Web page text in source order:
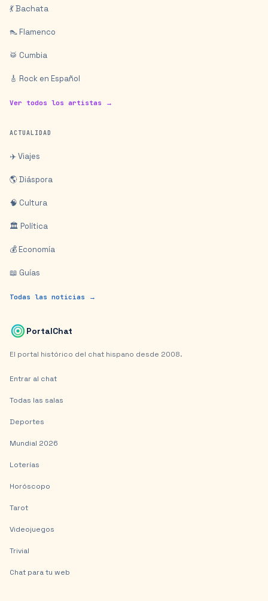
💃 Bachata
👠 Flamenco
🥁 Cumbia
🎸 Rock en Español
Ver todos los artistas →
ACTUALIDAD
✈️ Viajes
🌎 Diáspora
🧠 Cultura
🏛️ Política
💰 Economía
📖 Guías
Todas las noticias →
PortalChat
El portal histórico del chat hispano desde 2008.
Entrar al chat
Todas las salas
Deportes
Mundial 2026
Loterías
Horóscopo
Tarot
Videojuegos
Trivial
Chat para tu web